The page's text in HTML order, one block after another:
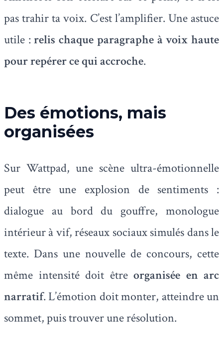
pas trahir ta voix. C’est l’amplifier. Une astuce
utile :relis chaque paragraphe à voix haute
pour repérer ce qui accroche.
Des émotions, mais
organisées
Sur Wattpad, une scène ultra-émotionnelle
peut être une explosion de sentiments :
dialogue au bord du gouffre, monologue
intérieur à vif, réseaux sociaux simulés dans le
texte. Dans une nouvelle de concours, cette
même intensité doit être organisée en arc
narratif. L’émotion doit monter, atteindre un
sommet, puis trouver une résolution.